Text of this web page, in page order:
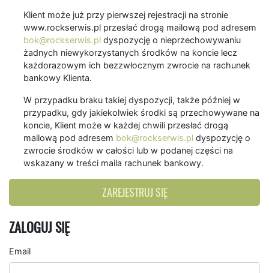
Klient może już przy pierwszej rejestracji na stronie
www.rockserwis.pl przesłać drogą mailową pod adresem
bok@rockserwis.pl dyspozycję o nieprzechowywaniu
żadnych niewykorzystanych środków na koncie lecz
każdorazowym ich bezzwłocznym zwrocie na rachunek
bankowy Klienta.
W przypadku braku takiej dyspozycji, także później w
przypadku, gdy jakiekolwiek środki są przechowywane na
koncie, Klient może w każdej chwili przesłać drogą
mailową pod adresem bok@rockserwis.pl dyspozycję o
zwrocie środków w całości lub w podanej części na
wskazany w treści maila rachunek bankowy.
ZAREJESTRUJ SIĘ
ZALOGUJ SIĘ
Email